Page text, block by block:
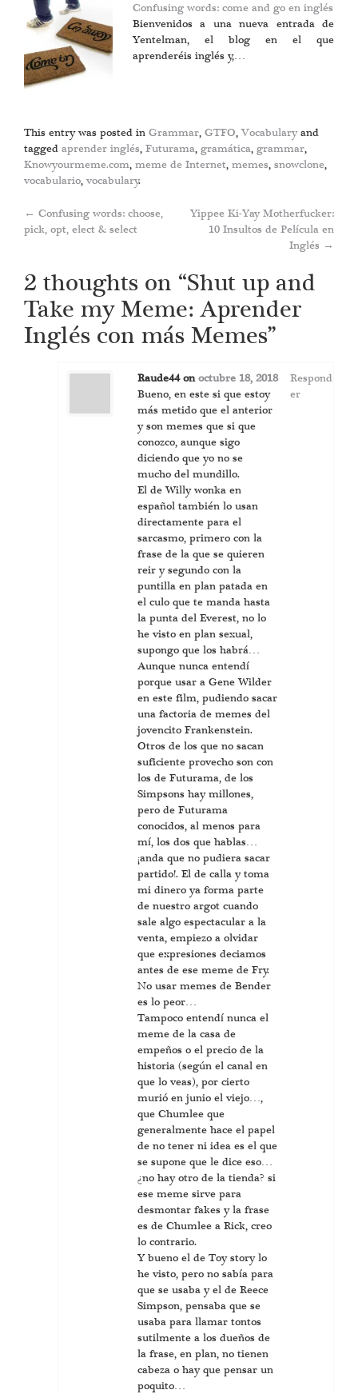
Confusing words: come and go en inglés
Bienvenidos a una nueva entrada de
Yentelman, el blog en el que
aprenderéis inglés y,…
This entry was posted in Grammar, GTFO,Vocabularyand
tagged aprender inglés, Futurama, gramática, grammar,
Knowyourmeme.com, meme de Internet, memes, snowclone,
vocabulario, vocabulary.
Post
← Confusing words: choose,
pick, opt, elect & select
Yippee Ki-Yay Motherfucker:
10 Insultos de Película en
Inglés →
2 thoughts on “Shut up and
Take my Meme: Aprender
Inglés con más Memes”
Raude44onoctubre 18, 2018
Bueno, en este si que estoy
más metido que el anterior
y son memes que si que
conozco, aunque sigo
diciendo que yo no se
mucho del mundillo.
El de Willy wonka en
español también lo usan
directamente para el
sarcasmo, primero con la
frase de la que se quieren
reir y segundo con la
puntilla en plan patada en
el culo que te manda hasta
la punta del Everest, no lo
he visto en plan sexual,
supongo que los habrá…
Aunque nunca entendí
porque usar a Gene Wilder
en este film, pudiendo sacar
una factoria de memes del
jovencito Frankenstein.
Otros de los que no sacan
suficiente provecho son con
los de Futurama, de los
Simpsons hay millones,
pero de Futurama
conocidos, al menos para
mí, los dos que hablas…
¡anda que no pudiera sacar
partido!. El de calla y toma
mi dinero ya forma parte
de nuestro argot cuando
sale algo espectacular a la
venta, empiezo a olvidar
que expresiones deciamos
antes de ese meme de Fry.
No usar memes de Bender
es lo peor…
Tampoco entendí nunca el
meme de la casa de
empeños o el precio de la
historia (según el canal en
que lo veas), por cierto
murió en junio el viejo…,
que Chumlee que
generalmente hace el papel
de no tener ni idea es el que
se supone que le dice eso…
¿no hay otro de la tienda? si
ese meme sirve para
desmontar fakes y la frase
es de Chumlee a Rick, creo
lo contrario.
Y bueno el de Toy story lo
he visto, pero no sabía para
que se usaba y el de Reece
Simpson, pensaba que se
usaba para llamar tontos
sutilmente a los dueños de
la frase, en plan, no tienen
cabeza o hay que pensar un
poquito…
Respond
er